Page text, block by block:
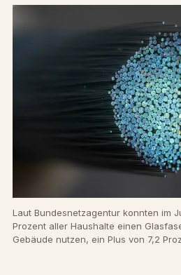
Laut Bundesnetzagentur konnten im
Prozent aller Haushalte einen
Gebäude nutzen, ein Plus von 7,2